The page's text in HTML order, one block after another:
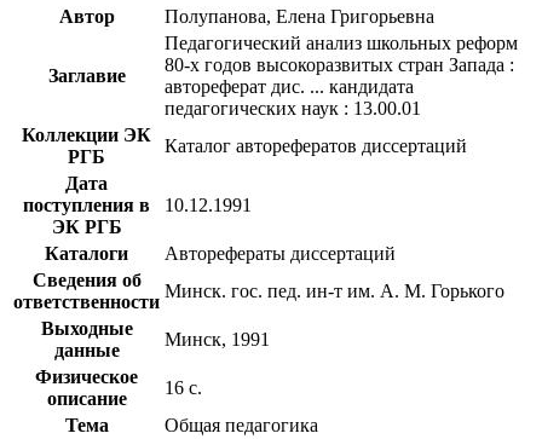
Автор Полупанова, Елена Григорьевна
Заглавие
Педагогический анализ школьных реформ
80-х годов высокоразвитых стран Запада :
автореферат дис. ... кандидата
педагогических наук : 13.00.01
Коллекции ЭК
РГБ
Каталог авторефератов диссертаций
Дата
поступления в
ЭК РГБ
10.12.1991
Каталоги
Авторефераты диссертаций
Сведения об
ответственности
Минск. гос. пед. ин-т им. А. М. Горького
Выходные
данные
Минск, 1991
Физическое
описание
16 с.
Тема
Общая педагогика